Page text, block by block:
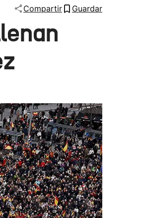
Compartir Guardar